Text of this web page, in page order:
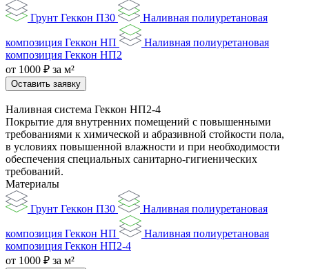
Грунт Геккон П30 Наливная полиуретановая
композиция Геккон НП
Наливная полиуретановая
композиция Геккон НП2
от 1000 ₽ за м²
Оставить заявку
Наливная система Геккон НП2-4
Покрытие для внутренних помещений с повышенными
требованиями к химической и абразивной стойкости пола,
в условиях повышенной влажности и при необходимости
обеспечения специальных санитарно-гигиенических
требований.
Материалы
Грунт Геккон П30 Наливная полиуретановая
композиция Геккон НП
Наливная полиуретановая
композиция Геккон НП2-4
от 1000 ₽ за м²